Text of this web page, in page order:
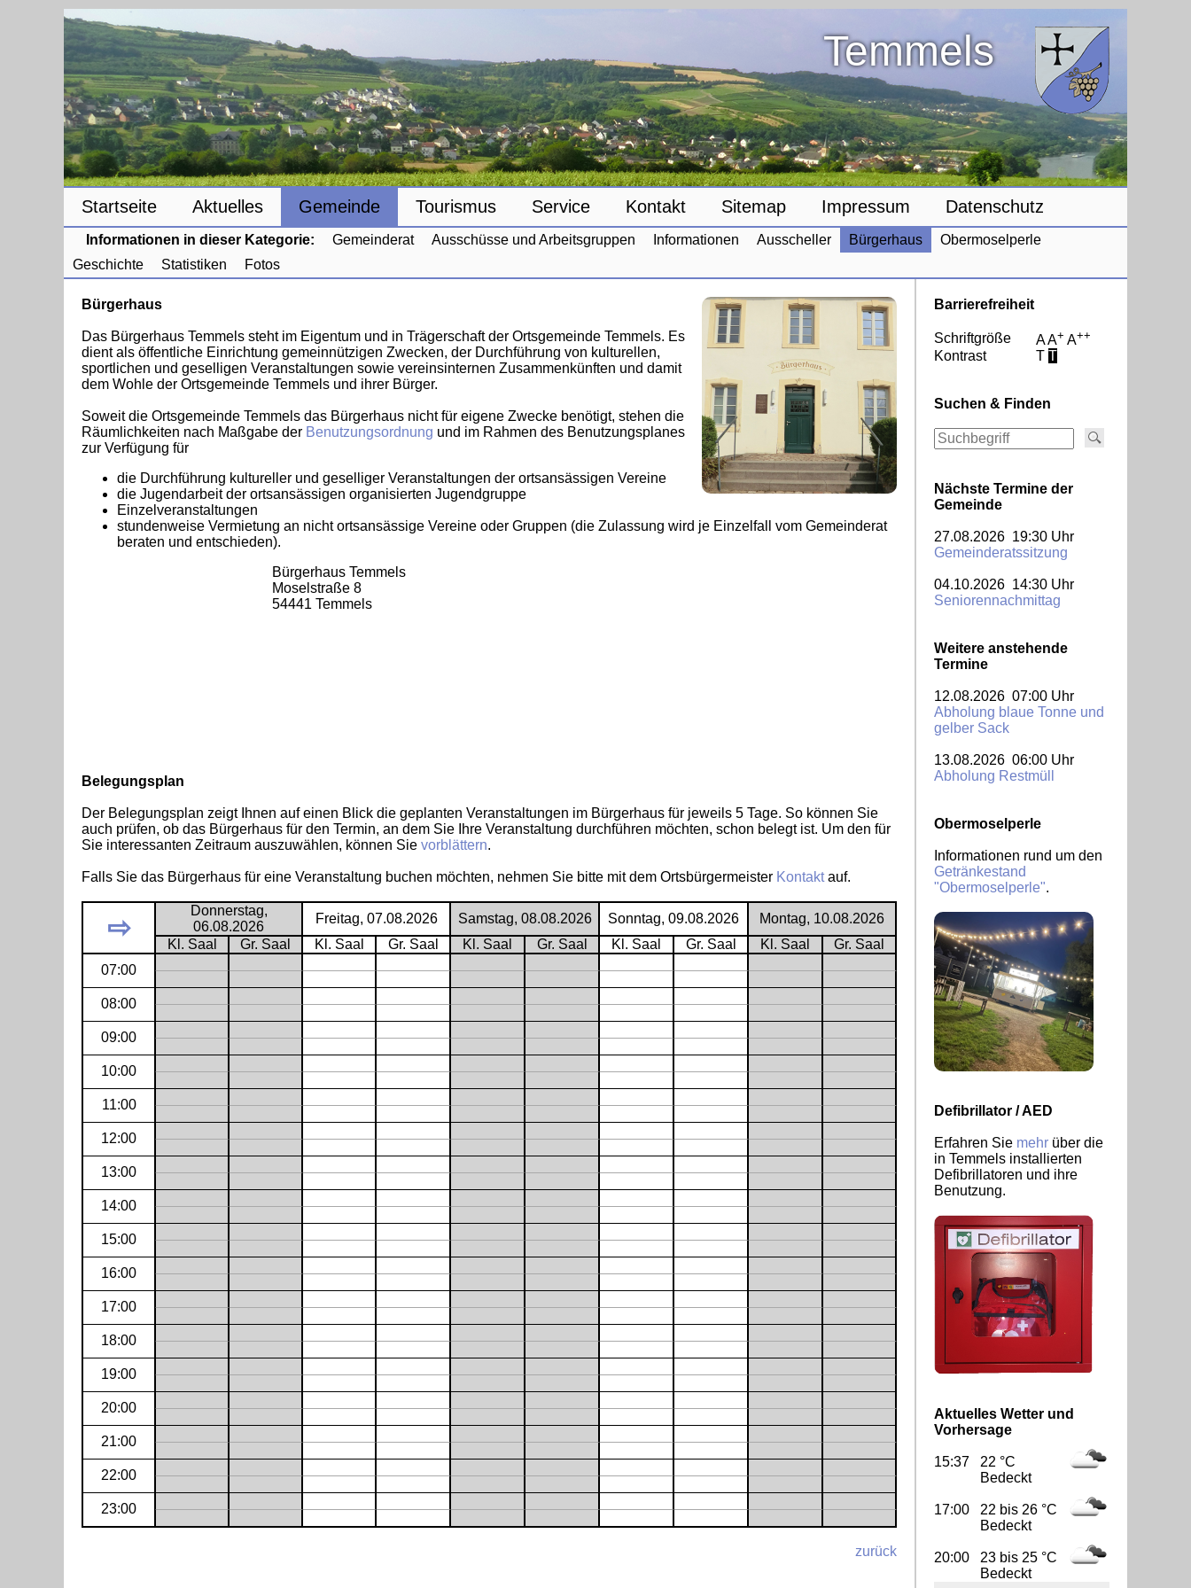
Temmels
Startseite Aktuelles Gemeinde Tourismus Service Kontakt Sitemap Impressum Datenschutz
Informationen in dieser Kategorie: Gemeinderat Ausschüsse und Arbeitsgruppen Informationen Ausscheller Bürgerhaus
Obermoselperle
Geschichte
Statistiken Fotos
Bürgerhaus
Das Bürgerhaus Temmels steht im Eigentum und in Trägerschaft der Ortsgemeinde Temmels. Es
dient als öffentliche Einrichtung gemeinnützigen Zwecken, der Durchführung von kulturellen,
sportlichen und geselligen Veranstaltungen sowie vereinsinternen Zusammenkünften und damit
dem Wohle der Ortsgemeinde Temmels und ihrer Bürger.
Soweit die Ortsgemeinde Temmels das Bürgerhaus nicht für eigene Zwecke benötigt, stehen die
Räumlichkeiten nach Maßgabe der Benutzungsordnung und im Rahmen des Benutzungsplanes
zur Verfügung für
die Durchführung kultureller und geselliger Veranstaltungen der ortsansässigen Vereine
die Jugendarbeit der ortsansässigen organisierten Jugendgruppe
Einzelveranstaltungen
stundenweise Vermietung an nicht ortsansässige Vereine oder Gruppen (die Zulassung wird je Einzelfall vom Gemeinderat
beraten und entschieden).
Bürgerhaus Temmels
Moselstraße 8
54441 Temmels
Belegungsplan
Der Belegungsplan zeigt Ihnen auf einen Blick die geplanten Veranstaltungen im Bürgerhaus für jeweils 5 Tage. So können Sie
auch prüfen, ob das Bürgerhaus für den Termin, an dem Sie Ihre Veranstaltung durchführen möchten, schon belegt ist. Um den für
Sie interessanten Zeitraum auszuwählen, können Sie vorblättern.
Falls Sie das Bürgerhaus für eine Veranstaltung buchen möchten, nehmen Sie bitte mit dem Ortsbürgermeister Kontaktauf.
⇨
Donnerstag,
06.08.2026
Freitag, 07.08.2026 Samstag, 08.08.2026 Sonntag, 09.08.2026
Montag, 10.08.2026
Kl. Saal
Gr. Saal Kl. Saal Gr. Saal Kl. Saal Gr. Saal Kl. Saal Gr. Saal Kl. Saal
Gr. Saal
07:00
08:00
09:00
10:00
11:00
12:00
13:00
14:00
15:00
16:00
17:00
18:00
19:00
20:00
21:00
22:00
23:00
zurück
Barrierefreiheit
Schriftgröße AA+ A++
Kontrast T T
Suchen & Finden
Nächste Termine der
Gemeinde
27.08.2026 19:30 Uhr
Gemeinderatssitzung
04.10.2026 14:30 Uhr
Seniorennachmittag
Weitere anstehende
Termine
12.08.2026 07:00 Uhr
Abholung blaue Tonne und
gelber Sack
13.08.2026 06:00 Uhr
Abholung Restmüll
Obermoselperle
Informationen rund um den
Getränkestand
"Obermoselperle".
Defibrillator / AED
Erfahren Sie mehr über die
in Temmels installierten
Defibrillatoren und ihre
Benutzung.
Aktuelles Wetter und
Vorhersage
15:37 22 °C
Bedeckt
17:00 22 bis 26 °C
Bedeckt
20:00 23 bis 25 °C
Bedeckt